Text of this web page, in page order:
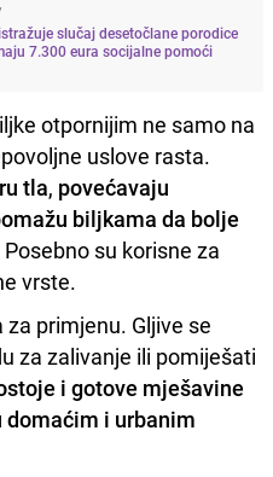
slučaj desetočlane porodice
7.300 eura socijalne pomoći
otpornijim ne samo na
uslove rasta.
tla, povećavaju
biljkama da bolje
Posebno su korisne za
vrste.
primjenu. Gljive se
za zalivanje ili pomiješati
i gotove mješavine
i urbanim